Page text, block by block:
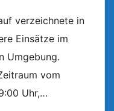
verzeichnete in
Einsätze im
Umgebung.
vom
Uhr,…